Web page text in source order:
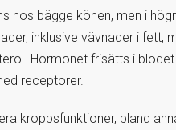
hos bägge könen, men i
inklusive vävnader i fett,
Hormonet frisätts i
receptorer.
kroppsfunktioner, bland